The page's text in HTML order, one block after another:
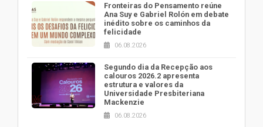
Fronteiras do Pensamento reúne
Ana Suy e Gabriel Rolón em debate
inédito sobre os caminhos da
felicidade
06.08.2026
Segundo dia da Recepção aos
calouros 2026.2 apresenta
estrutura e valores da
Universidade Presbiteriana
Mackenzie
06.08.2026